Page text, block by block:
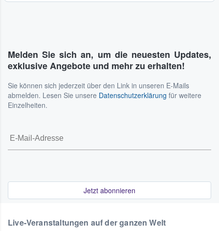
Melden Sie sich an, um die neuesten Updates,
exklusive Angebote und mehr zu erhalten!
Sie können sich jederzeit über den Link in unseren E-Mails
abmelden. Lesen Sie unsere Datenschutzerklärung für weitere
Einzelheiten.
Jetzt abonnieren
Live-Veranstaltungen auf der ganzen Welt